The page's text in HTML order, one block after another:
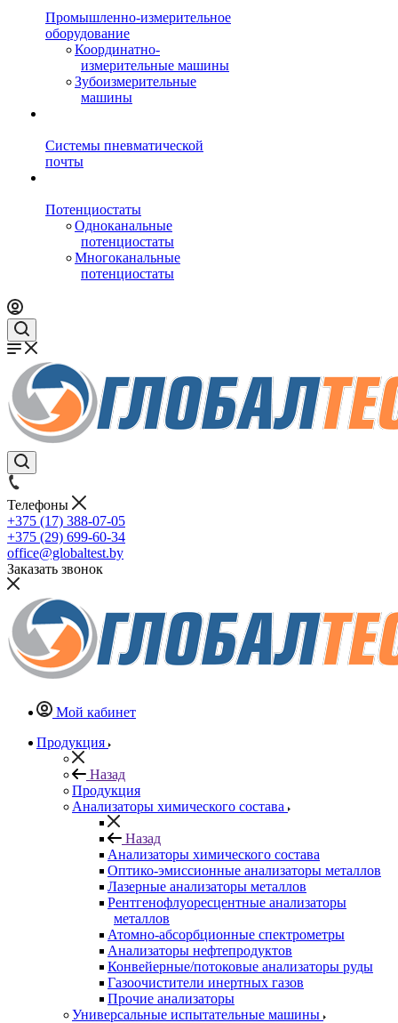
Промышленно-измерительное
оборудование
Координатно-
измерительные машины
Зубоизмерительные
машины
Системы пневматической
почты
Потенциостаты
Одноканальные
потенциостаты
Многоканальные
потенциостаты
Телефоны
+375 (17) 388-07-05
+375 (29) 699-60-34
office@globaltest.by
Заказать звонок
Мой кабинет
Продукция
Назад
Продукция
Анализаторы химического состава
Назад
Анализаторы химического состава
Оптико-эмиссионные анализаторы металлов
Лазерные анализаторы металлов
Рентгенофлуоресцентные анализаторы
металлов
Атомно-абсорбционные спектрометры
Анализаторы нефтепродуктов
Конвейерные/потоковые анализаторы руды
Газоочистители инертных газов
Прочие анализаторы
Универсальные испытательные машины